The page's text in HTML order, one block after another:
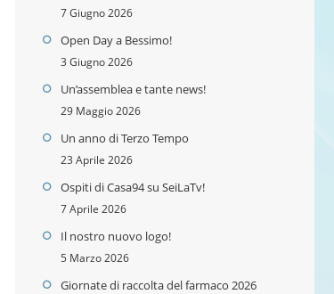
7 Giugno 2026
Open Day a Bessimo!
3 Giugno 2026
Un’assemblea e tante news!
29 Maggio 2026
Un anno di Terzo Tempo
23 Aprile 2026
Ospiti di Casa94 su SeiLaTv!
7 Aprile 2026
Il nostro nuovo logo!
5 Marzo 2026
Giornate di raccolta del farmaco 2026